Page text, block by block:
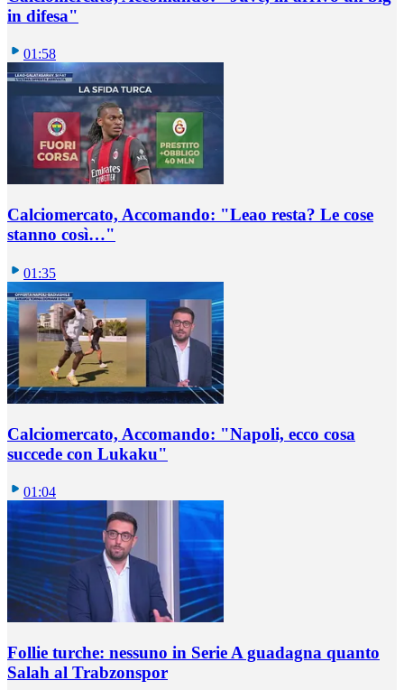
in difesa"
01:58
Calciomercato, Accomando: "Leao resta? Le cose
stanno così…"
01:35
Calciomercato, Accomando: "Napoli, ecco cosa
succede con Lukaku"
01:04
Follie turche: nessuno in Serie A guadagna quanto
Salah al Trabzonspor